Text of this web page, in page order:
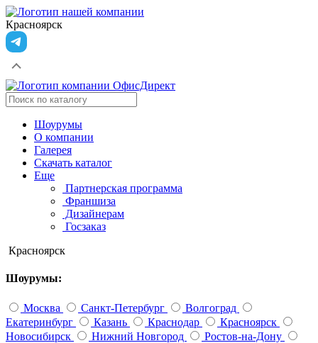
Красноярск
Шоурумы
О компании
Галерея
Скачать каталог
Еще
Партнерская программа
Франшиза
Дизайнерам
Госзаказ
Красноярск
Шоурумы:
Москва Санкт-Петербург
Волгоград
Екатеринбург
Казань Краснодар
Красноярск
Новосибирск
Нижний Новгород
Ростов-на-Дону